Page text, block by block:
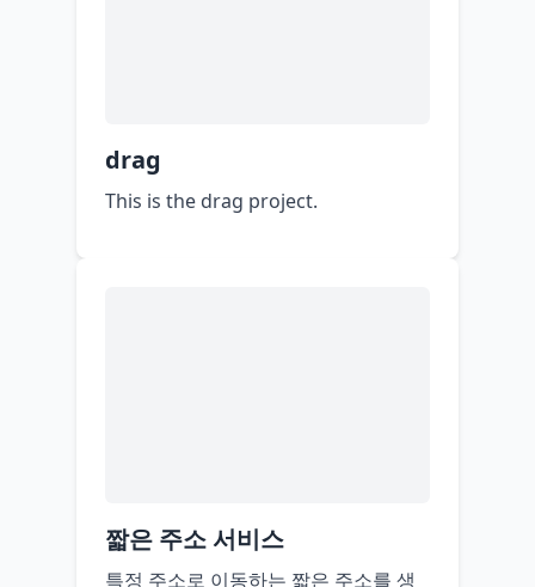
drag
This is the drag project.
짧은 주소 서비스
특정 주소로 이동하는 짧은 주소를 생